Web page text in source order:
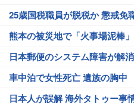
25歳国税職員が脱税か 懲戒免
熊本の被災地で「火事場泥棒
日本郵便のシステム障害が解消
車中泊で女性死亡 遺族の胸中
日本人が誤解 海外タトゥー事